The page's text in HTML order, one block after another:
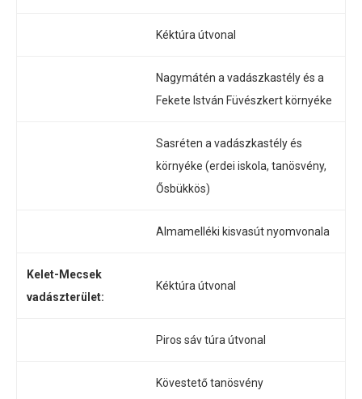
Kéktúra útvonal
Nagymátén a vadászkastély és a
Fekete István Füvészkert környéke
Sasréten a vadászkastély és
környéke (erdei iskola, tanösvény,
Ősbükkös)
Almamelléki kisvasút nyomvonala
Kelet-Mecsek
vadászterület:
Kéktúra útvonal
Piros sáv túra útvonal
Kövestető tanösvény